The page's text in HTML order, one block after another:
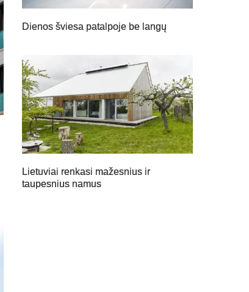
Dienos šviesa patalpoje be langų
Lietuviai renkasi mažesnius ir
taupesnius namus